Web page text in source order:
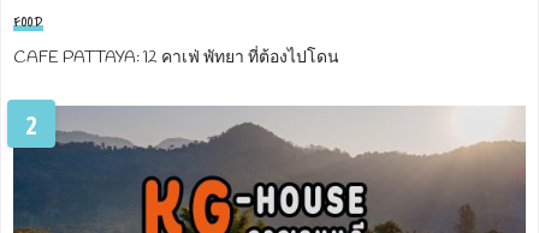
FOOD
CAFE PATTAYA: 12 คาเฟ่ พัทยา ที่ต้องไปโดน
2